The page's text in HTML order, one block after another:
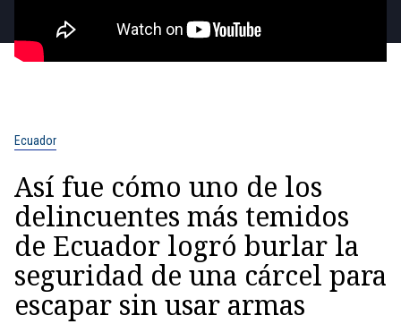
Ecuador
Así fue cómo uno de los
delincuentes más temidos
de Ecuador logró burlar la
seguridad de una cárcel para
escapar sin usar armas